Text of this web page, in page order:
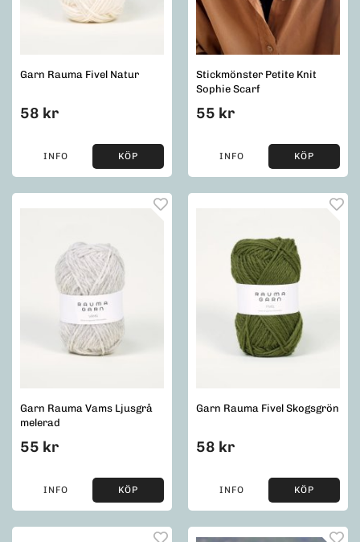
Garn Rauma Fivel Natur
58 kr
INFO KÖP
Stickmönster Petite Knit
Sophie Scarf
55 kr
INFO KÖP
Garn Rauma Vams Ljusgrå
melerad
55 kr
INFO KÖP
Garn Rauma Fivel Skogsgrön
58 kr
INFO KÖP